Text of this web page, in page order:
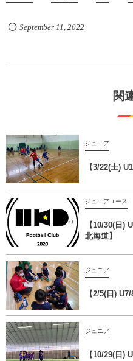
September 11 2022
関
ジュニア
【3/22(土)
ジュニアユース
【10/30(日)
北海道】
ジュニア
【2/5(日)
ジュニア
【10/29(日)